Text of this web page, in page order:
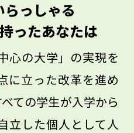
のことを精一杯学
らっしゃる
ったあなたは
心の大学」の実現を
に立った改革を進め
ての学生が入学から
立した個人として人